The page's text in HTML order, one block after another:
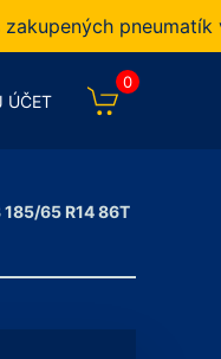
pneumatík v
ÚČET
0
185/65 R14 86T